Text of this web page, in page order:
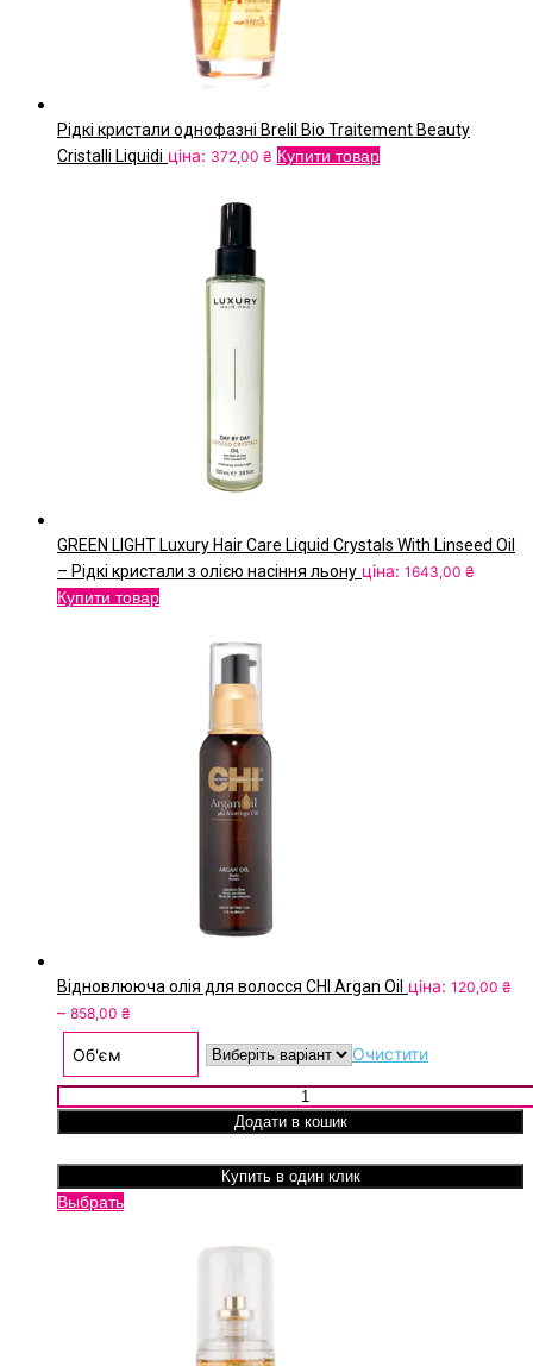
Рідкі кристали однофазні Brelil Bio Traitement Beauty
Cristalli Liquidi ціна: 372,00 ₴ Купити товар
GREEN LIGHT Luxury Hair Care Liquid Crystals With Linseed Oil
– Рідкі кристали з олією насіння льону ціна: 1643,00 ₴
Купити товар
Відновлююча олія для волосся CHI Argan Oil ціна: 120,00 ₴
– 858,00 ₴
range:
through
858,00 ₴
Об'єм
Очистити
Відновлююча олія для волосся CHI Argan Oil кількість
Додати в кошик
Купить в один клик
ВыбратьЦей